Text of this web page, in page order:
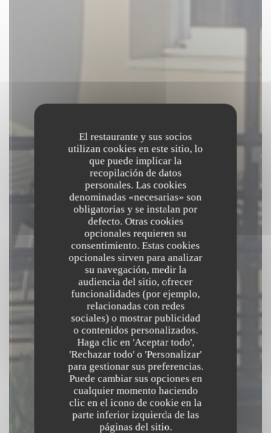
El restaurante y sus socios
utilizan cookies en este sitio, lo
que puede implicar la
recopilación de datos
personales. Las cookies
denominadas «necesarias» son
obligatorias y se instalan por
defecto. Otras cookies
opcionales requieren su
consentimiento. Estas cookies
opcionales sirven para analizar
su navegación, medir la
audiencia del sitio, ofrecer
funcionalidades (por ejemplo,
relacionadas con redes
sociales) o mostrar publicidad
o contenidos personalizados.
Haga clic en 'Aceptar todo',
'Rechazar todo' o 'Personalizar'
para gestionar sus preferencias.
Puede cambiar sus opciones en
cualquier momento haciendo
clic en el icono de cookie en la
parte inferior izquierda de las
páginas del sitio.
Chez Marti
BISTRO|SAINT GERMAIN
RESERVAR UNA MESA